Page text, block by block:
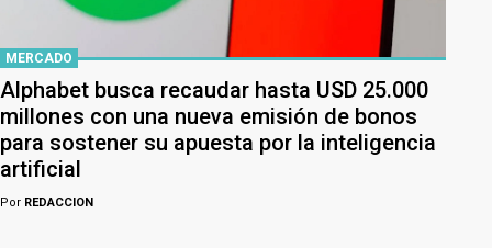
MERCADO
Alphabet busca recaudar hasta USD 25.000
millones con una nueva emisión de bonos
para sostener su apuesta por la inteligencia
artificial
Por REDACCION